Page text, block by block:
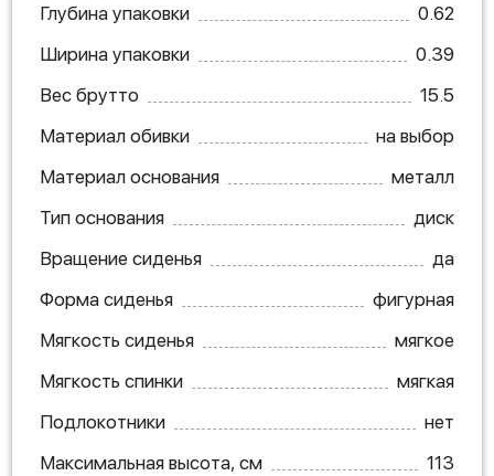
Глубина упаковки
0.62
Ширина упаковки
0.39
Вес брутто
15.5
Материал обивки
на выбор
Материал основания
металл
Тип основания
диск
Вращение сиденья
да
Форма сиденья
фигурная
Мягкость сиденья
мягкое
Мягкость спинки
мягкая
Подлокотники
нет
Максимальная высота, см
113